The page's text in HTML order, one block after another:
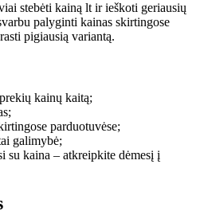
stebėti kainą lt ir ieškoti geriausių
palyginti kainas skirtingose
pigiausią variantą.
kainų kaitą;
parduotuvėse;
galimybė;
su kaina – atkreipkite dėmesį į